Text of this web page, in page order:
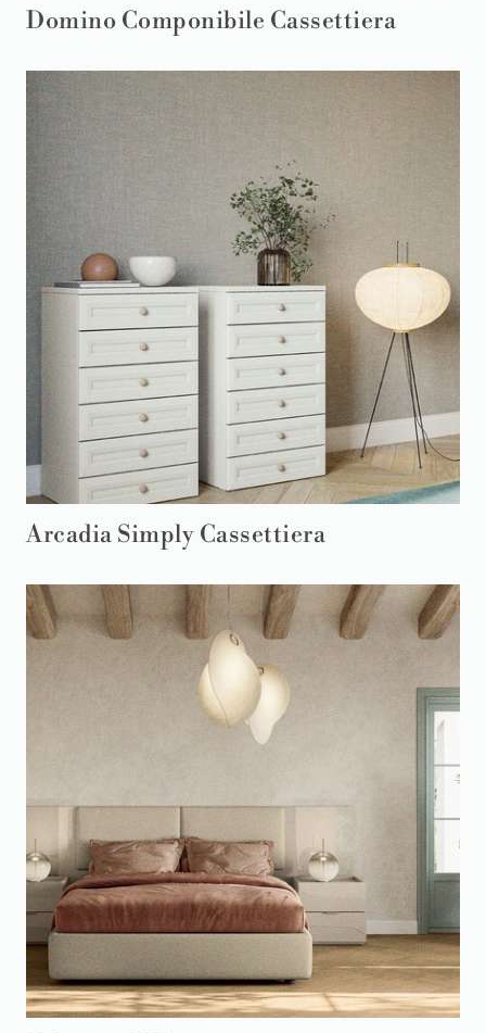
Domino Componibile Cassettiera
Arcadia Simply Cassettiera